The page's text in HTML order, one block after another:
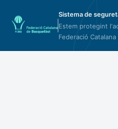
Sistema de
Estem protegint
Federació